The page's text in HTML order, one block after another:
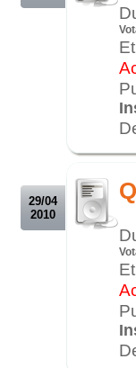
29/04
2010